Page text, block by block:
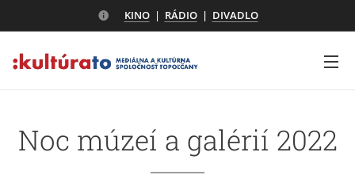
KINO| RÁDIO| DIVADLO
Noc múzeí a galérií 2022